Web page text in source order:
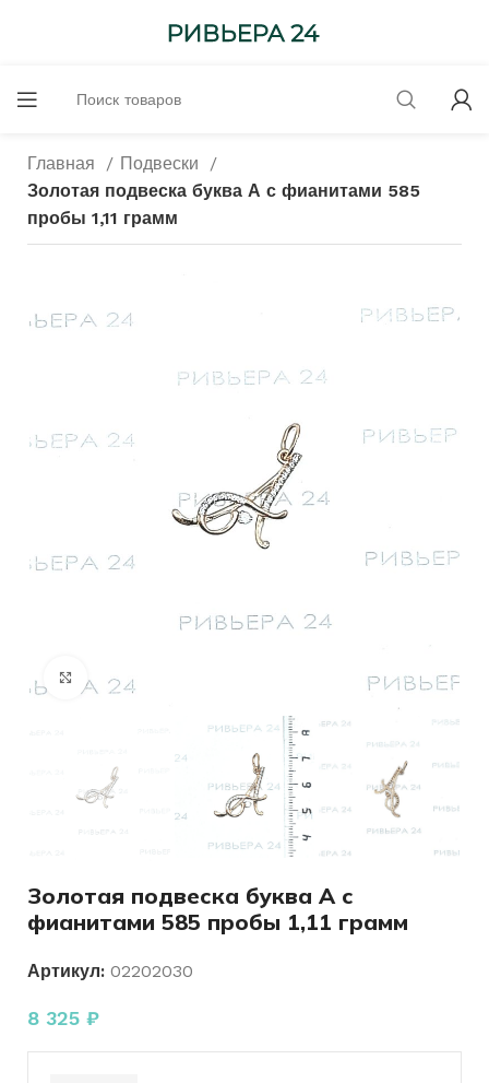
Главная
Подвески
Золотая подвеска буква А с фианитами 585
пробы 1,11 грамм
Нажмите, чтобы увеличить
Золотая подвеска буква А с
фианитами 585 пробы 1,11 грамм
Артикул: 02202030
8 325 ₽